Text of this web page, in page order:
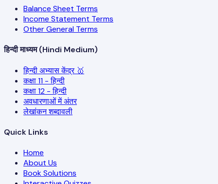
Balance Sheet Terms
Income Statement Terms
Other General Terms
हिन्दी माध्यम (Hindi Medium)
हिन्दी अभ्यास केंद्र 🥇
कक्षा 11 - हिन्दी
कक्षा 12 - हिन्दी
अवधारणाओं में अंतर
लेखांकन शब्दावली
Quick Links
Home
About Us
Book Solutions